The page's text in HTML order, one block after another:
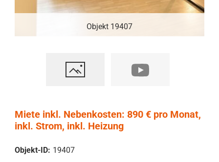
Objekt 19407
Miete inkl. Nebenkosten: 890 € pro Monat,
inkl. Strom, inkl. Heizung
Objekt-ID: 19407